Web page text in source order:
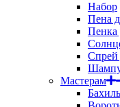
Набор
Пена
Пенка
Спрей
Мастерам